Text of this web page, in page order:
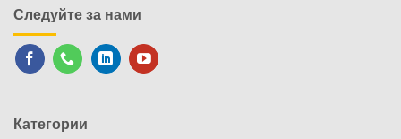
Следуйте за нами
Категории